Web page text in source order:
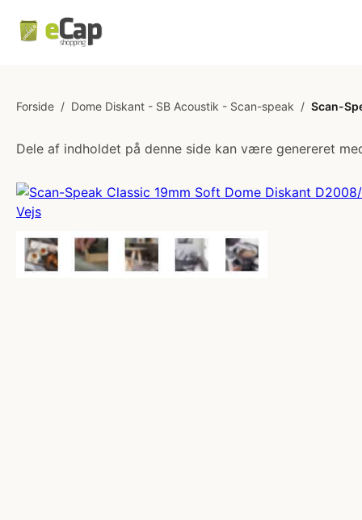
Forside / Dome Diskant - SB Acoustik - Scan-speak / Scan-
Dele af indholdet på denne side kan være genereret